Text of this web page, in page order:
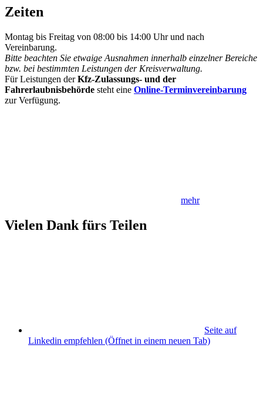
Zeiten
Montag bis Freitag von 08:00 bis 14:00 Uhr und nach
Vereinbarung.
Bitte beachten Sie etwaige Ausnahmen innerhalb einzelner Bereiche
bzw. bei bestimmten Leistungen der Kreisverwaltung.
Für Leistungen derKfz-Zulassungs- und der
Fahrerlaubnisbehörde steht eine Online-Terminvereinbarung
zur Verfügung.
mehr
Vielen Dank fürs Teilen
Seite auf
Linkedin empfehlen (Öffnet in einem neuen Tab)